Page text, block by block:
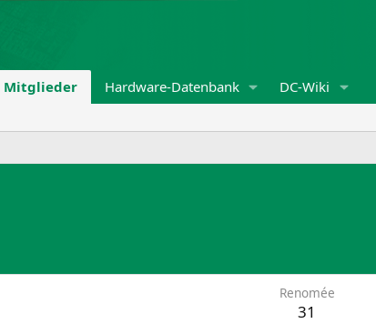
Mitglieder Hardware-Datenbank DC-Wiki
Renomée
31